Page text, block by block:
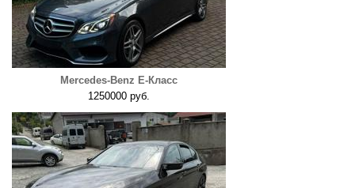
Mercedes-Benz E-Класс
1250000 руб.